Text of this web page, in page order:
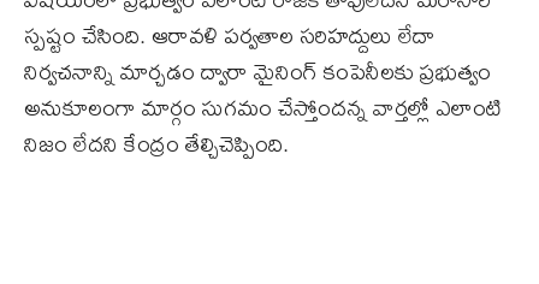
స్పష్టం చేసింది. ఆరావళి పర్వతాల సరిహద్దులు లేదా
నిర్వచనాన్ని మార్చడం ద్వారా మైనింగ్ కంపెనీలకు ప్రభుత్వం
అనుకూలంగా మార్గం సుగమం చేస్తోందన్న వార్తల్లో ఎలాంటి
నిజం లేదని కేంద్రం తేల్చిచెప్పింది.